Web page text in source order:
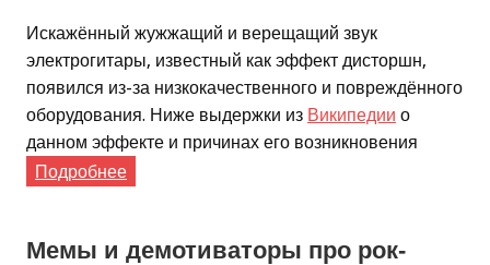
Искажённый жужжащий и верещащий звук
электрогитары, известный как эффект дисторшн,
появился из-за низкокачественного и повреждённого
оборудования. Ниже выдержки из Википедии о
данном эффекте и причинах его возникновения
Подробнее
Мемы и демотиваторы про рок-